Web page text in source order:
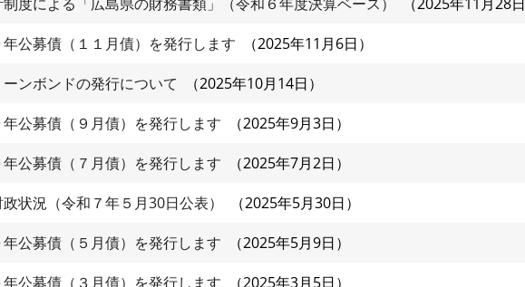
公募債（１１月債）を発行します
2025年11月6日
ンボンドの発行について
2025年10月14日
公募債（９月債）を発行します
2025年9月3日
公募債（７月債）を発行します
2025年7月2日
状況（令和７年５月30日公表）
2025年5月30日
公募債（５月債）を発行します
2025年5月9日
公募債（３月債）を発行します
2025年3月5日